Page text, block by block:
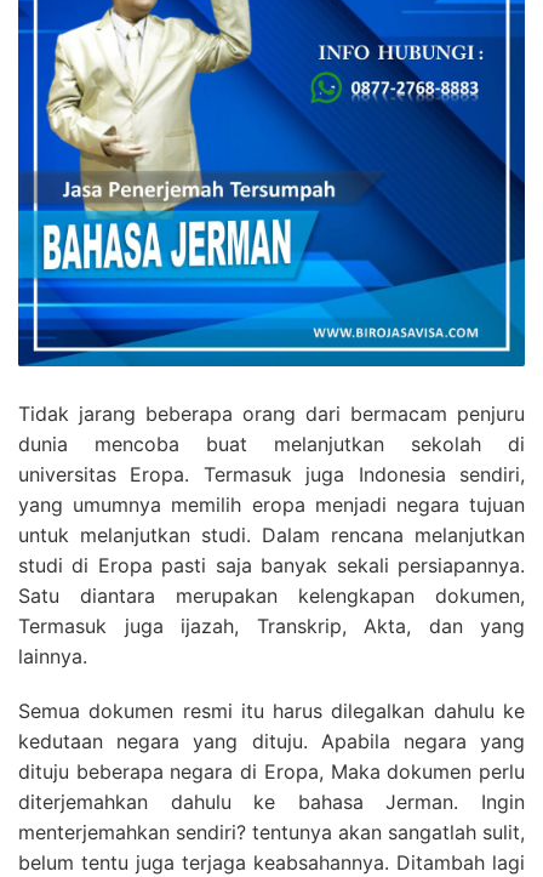
Tidak jarang beberapa orang dari bermacam penjuru
dunia mencoba buat melanjutkan sekolah di
universitas Eropa. Termasuk juga Indonesia sendiri,
yang umumnya memilih eropa menjadi negara tujuan
untuk melanjutkan studi. Dalam rencana melanjutkan
studi di Eropa pasti saja banyak sekali persiapannya.
Satu diantara merupakan kelengkapan dokumen,
Termasuk juga ijazah, Transkrip, Akta, dan yang
lainnya.
Semua dokumen resmi itu harus dilegalkan dahulu ke
kedutaan negara yang dituju. Apabila negara yang
dituju beberapa negara di Eropa, Maka dokumen perlu
diterjemahkan dahulu ke bahasa Jerman. Ingin
menterjemahkan sendiri? tentunya akan sangatlah sulit,
belum tentu juga terjaga keabsahannya. Ditambah lagi